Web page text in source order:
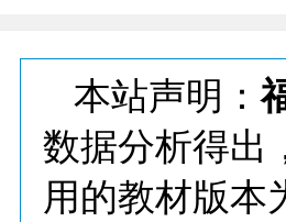
本站声明：
数据分析得出
用的教材版本